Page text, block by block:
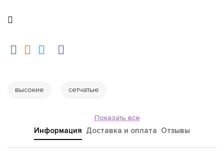
высокие сетчатые
Показать все
Информация Доставка и оплата Отзывы